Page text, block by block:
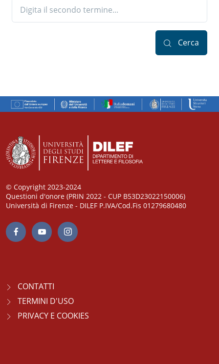
Cerca
© Copyright 2023-2024
Questioni d'onore (PRIN 2022 - CUP B53D23022150006)
Università di Firenze - DILEF P.IVA/Cod.Fis 01279680480
CONTATTI
TERMINI D'USO
PRIVACY E COOKIES